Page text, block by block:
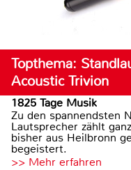
Topthema:
Acoustic Trivion
1825 Tage Musik
Zu den spannendsten
Lautsprecher zählt
bisher aus Heilbronn
begeistert.
>> Mehr erfahren